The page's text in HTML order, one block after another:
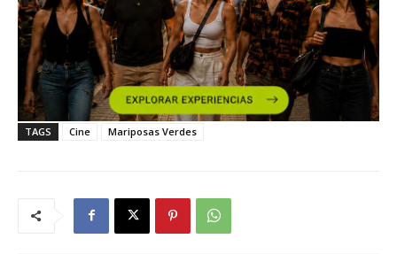
TAGS Cine Mariposas Verdes